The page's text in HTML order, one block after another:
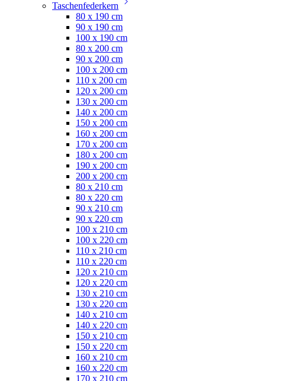
Taschenfederkern
80 x 190 cm
90 x 190 cm
100 x 190 cm
80 x 200 cm
90 x 200 cm
100 x 200 cm
110 x 200 cm
120 x 200 cm
130 x 200 cm
140 x 200 cm
150 x 200 cm
160 x 200 cm
170 x 200 cm
180 x 200 cm
190 x 200 cm
200 x 200 cm
80 x 210 cm
80 x 220 cm
90 x 210 cm
90 x 220 cm
100 x 210 cm
100 x 220 cm
110 x 210 cm
110 x 220 cm
120 x 210 cm
120 x 220 cm
130 x 210 cm
130 x 220 cm
140 x 210 cm
140 x 220 cm
150 x 210 cm
150 x 220 cm
160 x 210 cm
160 x 220 cm
170 x 210 cm